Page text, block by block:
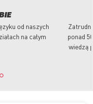
od naszych
na całym
ponad
wiedzą